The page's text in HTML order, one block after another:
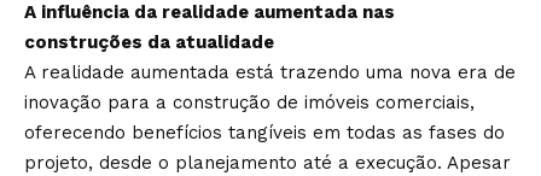
A influência da realidade aumentada nas
construções da atualidade
A realidade aumentada está trazendo uma nova era de
inovação para a construção de imóveis comerciais,
oferecendo benefícios tangíveis em todas as fases do
projeto, desde o planejamento até a execução. Apesar